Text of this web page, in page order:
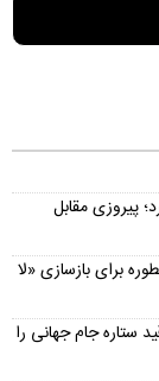
پیروزی مقابل
برای بازسازی «لا
قید ستاره جام جهانی را